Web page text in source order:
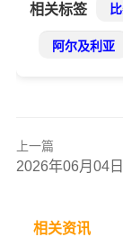
相关标签
阿尔及利亚
上一篇
2026年06月04日 友谊赛两连胜！韩国1-0小胜萨尔
相关资讯